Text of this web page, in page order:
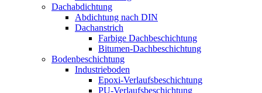
Dachabdichtung
Abdichtung nach DIN
Dachanstrich
Farbige Dachbeschichtung
Bitumen-Dachbeschichtung
Bodenbeschichtung
Industrieboden
Epoxi-Verlaufsbeschichtung
PU-Verlaufsbeschichtung